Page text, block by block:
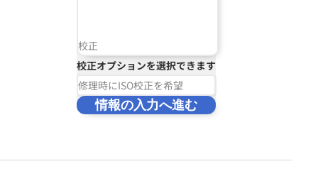
校正
校正オプションを選択できます
修理時にISO校正を希望
情報の入力へ進む